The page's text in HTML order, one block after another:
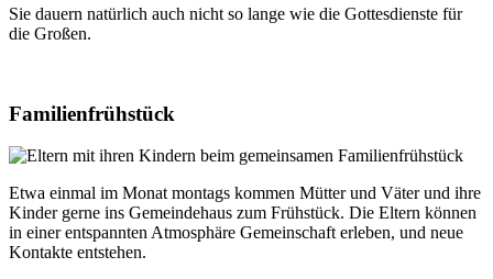
Sie dauern natürlich auch nicht so lange wie die Gottesdienste für
die Großen.
Familienfrühstück
Etwa einmal im Monat montags kommen Mütter und Väter und ihre
Kinder gerne ins Gemeindehaus zum Frühstück. Die Eltern können
in einer entspannten Atmosphäre Gemeinschaft erleben, und neue
Kontakte entstehen.